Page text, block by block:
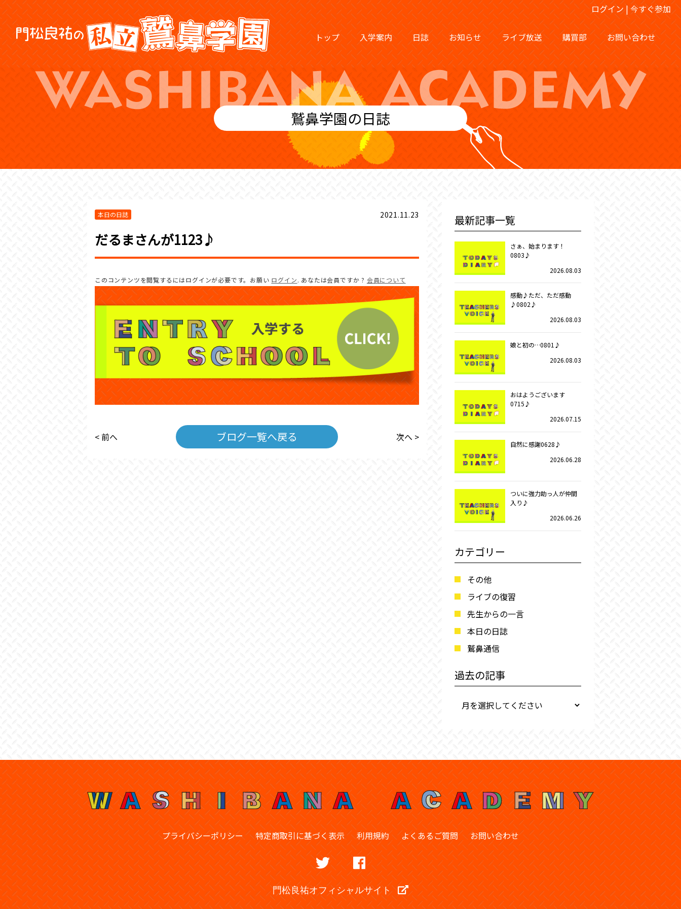
ログイン | 今すぐ参加
トップ 入学案内 日誌 お知らせ ライブ放送 購買部 お問い合わせ
鷲鼻学園の日誌
本日の日誌 2021.11.23
だるまさんが1123♪
このコンテンツを閲覧するにはログインが必要です。お願い ログイン. あなたは会員ですか ? 会員について
< 前へ ブログ一覧へ戻る 次へ >
最新記事一覧
さぁ、始まります！
0803♪
2026.08.03
感動♪ただ、ただ感動
♪0802♪
2026.08.03
娘と初の…0801♪
2026.08.03
おはようございます
0715♪
2026.07.15
自然に感謝0628♪
2026.06.28
ついに強力助っ人が仲間
入り♪
2026.06.26
カテゴリー
その他
ライブの復習
先生からの一言
本日の日誌
鷲鼻通信
過去の記事
プライバシーポリシー 特定商取引に基づく表示 利用規約 よくあるご質問 お問い合わせ
門松良祐オフィシャルサイト